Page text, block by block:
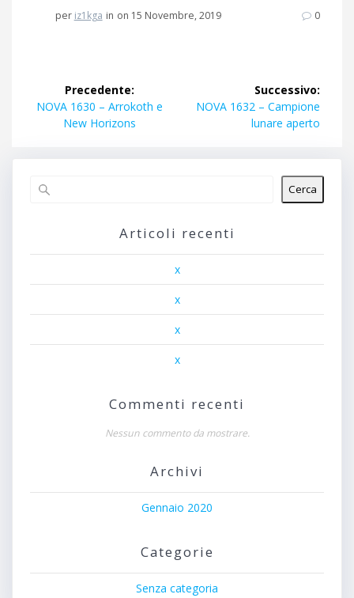
per iz1kga in on 15 Novembre, 2019 0
Navigazione
articoli
Precedente:
Articolo
precedente:
NOVA 1630 – Arrokoth e
New Horizons
Successivo:
Articolo
successivo:
NOVA 1632 – Campione
lunare aperto
Cerca
Articoli recenti
x
x
x
x
Commenti recenti
Nessun commento da mostrare.
Archivi
Gennaio 2020
Categorie
Senza categoria